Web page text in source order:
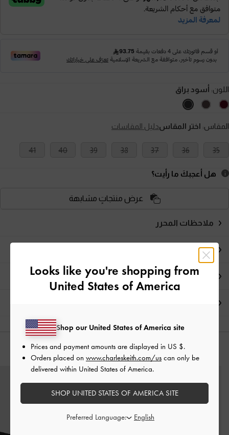
اللون: أسود براق
المقاس: اختر المقاسدليل المقاسات
35
36
37
38
39
40
41
هل أعجبكَ ما رأيت؟
عرض منتجاتٍ مشابهة
ملاحظات المحرر
تفاصيل المنتج
العروض الحصرية
قد يعجبك آيضاً
Looks like you're shopping from
United States of America
Shop our United States of America site
Prices and payment amounts are displayed in US $.
Orders placed on www.charleskeith.com/us can only be
delivered within United States of America.
SHOP UNITED STATES OF AMERICA SITE
Preferred Language: